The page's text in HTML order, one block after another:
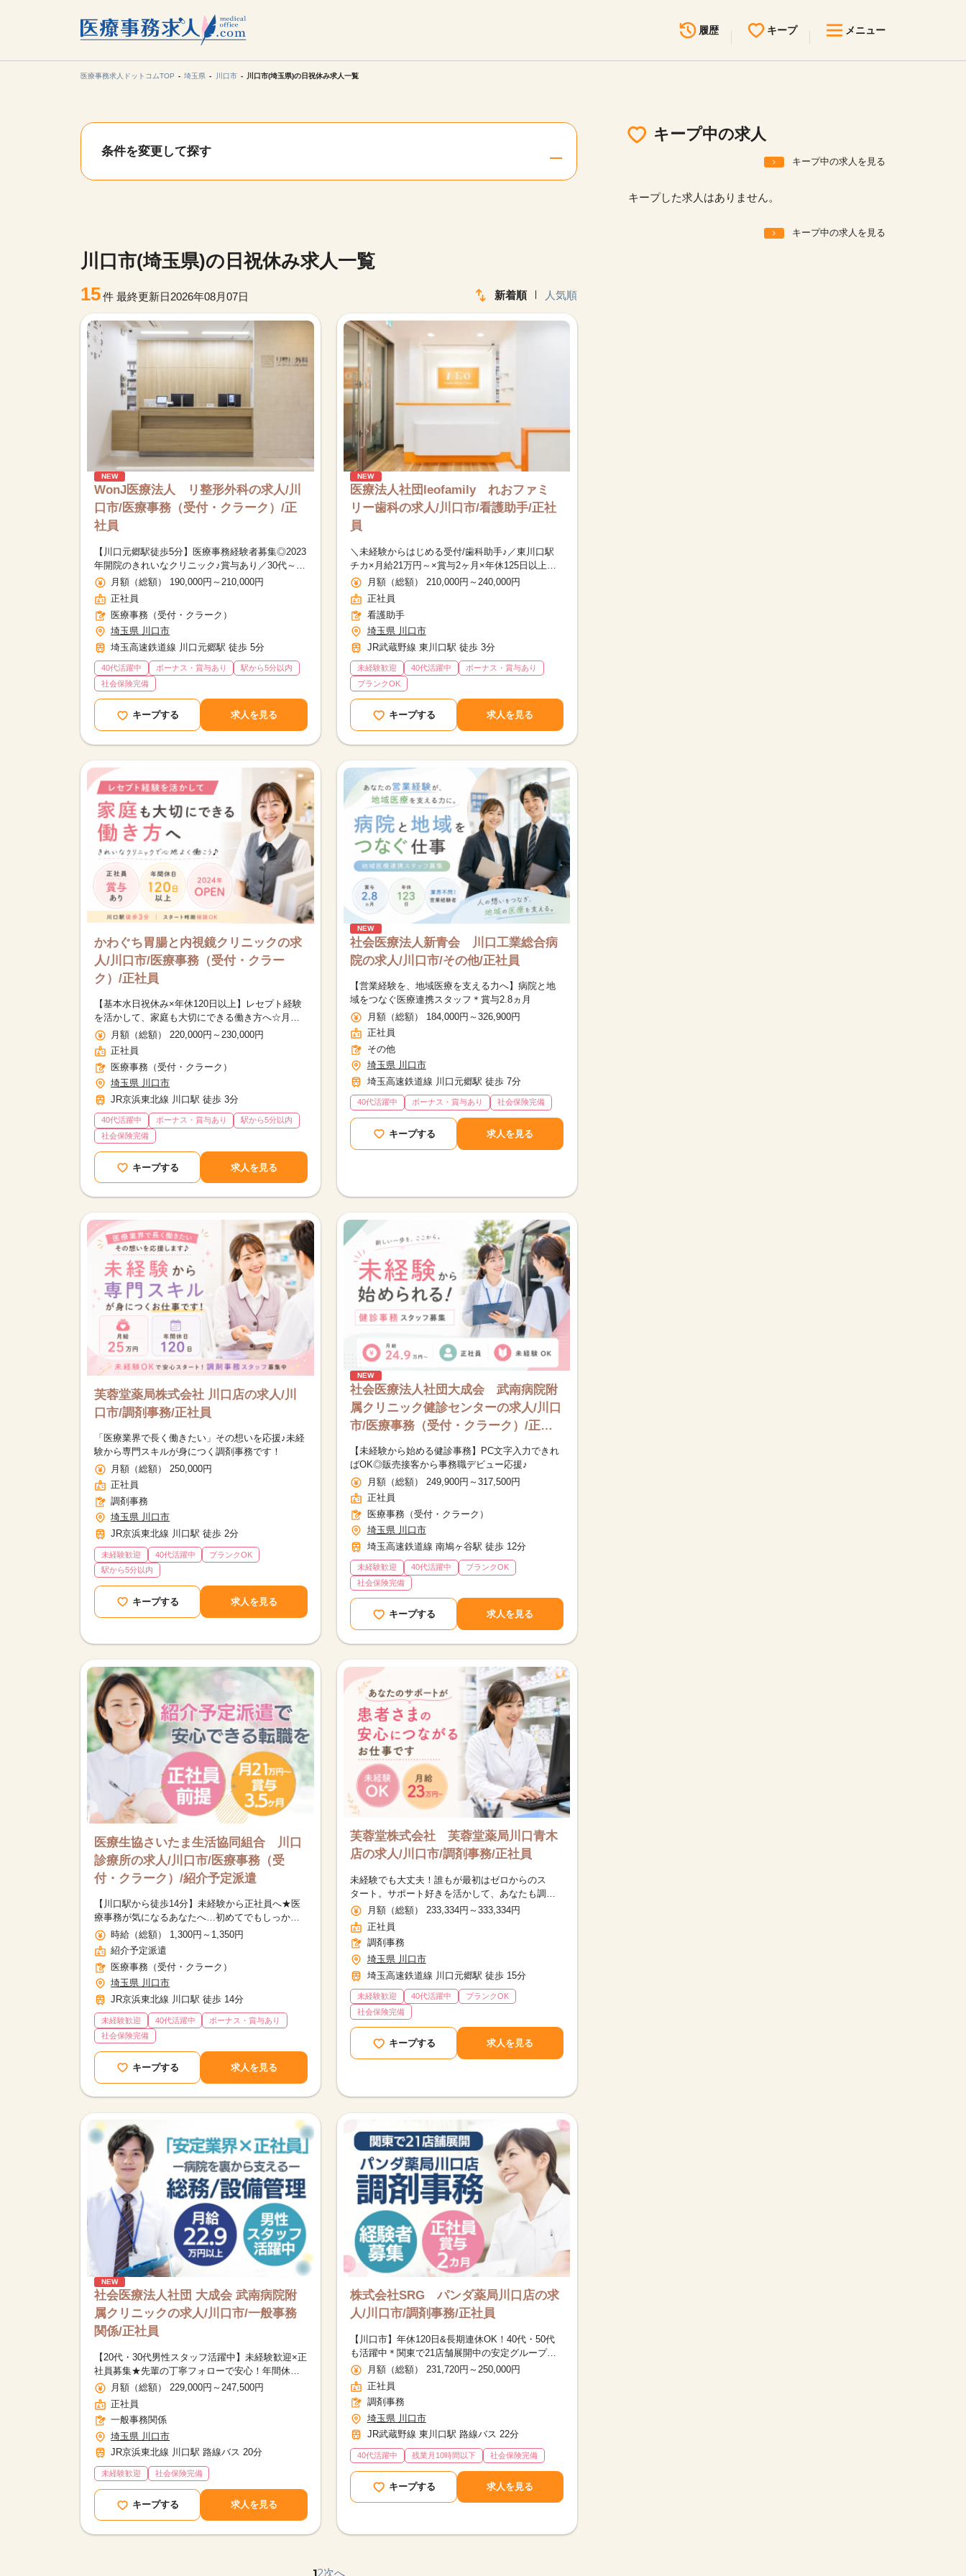
履歴 キープ メニュー
見学会・イベント情報
医療事務求人ドットコムTOP 埼玉県 川口市 川口市(埼玉県)の日祝休み求人一覧
条件を変更して探す
川口市(埼玉県)の日祝休み求人一覧
15件 最終更新日2026年08月07日 新着順 人気順
NEW
WonJ医療法人 リ整形外科の求人/川
口市/医療事務（受付・クラーク）/正
社員
【川口元郷駅徒歩5分】医療事務経験者募集◎2023
年開院のきれいなクリニック♪賞与あり／30代～50
代活躍中月額（総額） 190,000円～210,000円
正社員
医療事務（受付・クラーク）
埼玉県 川口市
埼玉高速鉄道線 川口元郷駅 徒歩 5分
40代活躍中 ボーナス・賞与あり
駅から5分以内
社会保険完備
キープする 求人を見る
NEW
医療法人社団leofamily れおファミ
リー歯科の求人/川口市/看護助手/正社
員
＼未経験からはじめる受付/歯科助手♪／東川口駅
チカ×月給21万円～×賞与2ヶ月×年休125日以上★
プライベートも大切にできるお仕事です！
月額（総額） 210,000円～240,000円
正社員
看護助手
埼玉県 川口市
JR武蔵野線 東川口駅 徒歩 3分
未経験歓迎 40代活躍中
ボーナス・賞与あり
ブランクOK
キープする 求人を見る
かわぐち胃腸と内視鏡クリニックの求
人/川口市/医療事務（受付・クラー
ク）/正社員
【基本水日祝休み×年休120日以上】レセプト経験
を活かして、家庭も大切にできる働き方へ☆月給
22万円～・賞与あり
月額（総額） 220,000円～230,000円
正社員
医療事務（受付・クラーク）
埼玉県 川口市
JR京浜東北線 川口駅 徒歩 3分
40代活躍中 ボーナス・賞与あり
駅から5分以内
社会保険完備
キープする 求人を見る
NEW
社会医療法人新青会 川口工業総合病
院の求人/川口市/その他/正社員
【営業経験を、地域医療を支える力へ】病院と地
域をつなぐ医療連携スタッフ＊賞与2.8ヵ月
月額（総額） 184,000円～326,900円
正社員
その他
埼玉県 川口市
埼玉高速鉄道線 川口元郷駅 徒歩 7分
40代活躍中 ボーナス・賞与あり 社会保険完備
キープする 求人を見る
芙蓉堂薬局株式会社 川口店の求人/川
口市/調剤事務/正社員
「医療業界で長く働きたい」その想いを応援♪未経
験から専門スキルが身につく調剤事務です！
月額（総額） 250,000円
正社員
調剤事務
埼玉県 川口市
JR京浜東北線 川口駅 徒歩 2分
未経験歓迎 40代活躍中
ブランクOK
駅から5分以内
キープする 求人を見る
NEW
社会医療法人社団大成会 武南病院附
属クリニック健診センターの求人/川口
市/医療事務（受付・クラーク）/正社
員
【未経験から始める健診事務】PC文字入力できれ
ばOK◎販売接客から事務職デビュー応援♪
月額（総額） 249,900円～317,500円
正社員
医療事務（受付・クラーク）
埼玉県 川口市
埼玉高速鉄道線 南鳩ヶ谷駅 徒歩 12分
未経験歓迎 40代活躍中
ブランクOK
社会保険完備
キープする 求人を見る
医療生協さいたま生活協同組合 川口
診療所の求人/川口市/医療事務（受
付・クラーク）/紹介予定派遣
【川口駅から徒歩14分】未経験から正社員へ★医
療事務が気になるあなたへ…初めてでもしっかり
学べる環境でお仕事デビューしませんか♪
時給（総額） 1,300円～1,350円
紹介予定派遣
医療事務（受付・クラーク）
埼玉県 川口市
JR京浜東北線 川口駅 徒歩 14分
未経験歓迎 40代活躍中
ボーナス・賞与あり
社会保険完備
キープする 求人を見る
芙蓉堂株式会社 芙蓉堂薬局川口青木
店の求人/川口市/調剤事務/正社員
未経験でも大丈夫！誰もが最初はゼロからのス
タート。サポート好きを活かして、あなたも調剤
事務で新たな一歩を踏み出しませんか？
月額（総額） 233,334円～333,334円
正社員
調剤事務
埼玉県 川口市
埼玉高速鉄道線 川口元郷駅 徒歩 15分
未経験歓迎 40代活躍中
ブランクOK
社会保険完備
キープする 求人を見る
NEW
社会医療法人社団 大成会 武南病院附
属クリニックの求人/川口市/一般事務
関係/正社員
【20代・30代男性スタッフ活躍中】未経験歓迎×正
社員募集★先輩の丁寧フォローで安心！年間休日
115日＆有給取得率ほぼ100％◎車通勤OK
月額（総額） 229,000円～247,500円
正社員
一般事務関係
埼玉県 川口市
JR京浜東北線 川口駅 路線バス 20分
未経験歓迎 社会保険完備
キープする 求人を見る
株式会社SRG パンダ薬局川口店の求
人/川口市/調剤事務/正社員
【川口市】年休120日&長期連休OK！40代・50代
も活躍中＊関東で21店舗展開中の安定グループ
で、調剤事務のキャリアを築いていきませんか？
月額（総額） 231,720円～250,000円
正社員
調剤事務
埼玉県 川口市
JR武蔵野線 東川口駅 路線バス 22分
40代活躍中 残業月10時間以下 社会保険完備
キープする 求人を見る
12次へ
キープ中の求人
キープ中の求人を見る
キープした求人はありません。
キープ中の求人を見る
9,631